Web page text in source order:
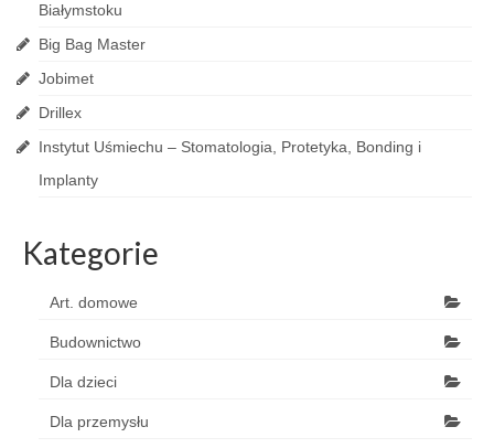
Białymstoku
Big Bag Master
Jobimet
Drillex
Instytut Uśmiechu – Stomatologia, Protetyka, Bonding i
Implanty
Kategorie
Art. domowe
Budownictwo
Dla dzieci
Dla przemysłu